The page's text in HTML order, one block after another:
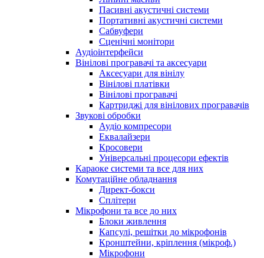
Пасивні акустичні системи
Портативні акустичні системи
Сабвуфери
Сценічні монітори
Аудіоінтерфейси
Вінілові програвачі та аксесуари
Аксесуари для вінілу
Вінілові платівки
Вінілові програвачі
Картриджі для вінілових програвачів
Звукові обробки
Аудіо компресори
Еквалайзери
Кросовери
Універсальні процесори ефектів
Караоке системи та все для них
Комутаційне обладнання
Директ-бокси
Сплітери
Мікрофони та все до них
Блоки живлення
Капсулі, решітки до мікрофонів
Кронштейни, кріплення (мікроф.)
Мікрофони